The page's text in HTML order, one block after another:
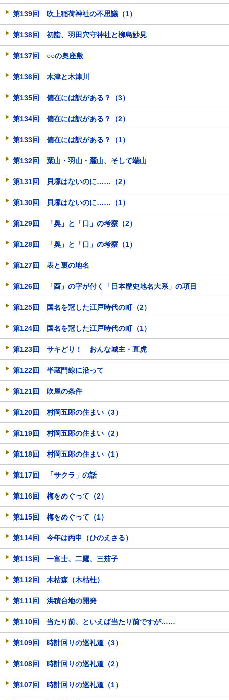
第139回 吹上稲荷神社の不思議（1）
第138回 初詣、羽田穴守神社と柳島妙見
第137回 ○○の奥座敷
第136回 木津と木津川
第135回 偏在には訳がある？（3）
第134回 偏在には訳がある？（2）
第133回 偏在には訳がある？（1）
第132回 葉山・羽山・麓山、そして端山
第131回 貝塚はないのに……（2）
第130回 貝塚はないのに……（1）
第129回 「奥」と「口」の考察（2）
第128回 「奥」と「口」の考察（1）
第127回 表と裏の地名
第126回 「酉」の字が付く「日本歴史地名大系」の項目
第125回 国名を冠した江戸時代の町（2）
第124回 国名を冠した江戸時代の町（1）
第123回 サキどり！ おんな城主・直虎
第122回 半蔵門線に沿って
第121回 吹屋の条件
第120回 村岡五郎の住まい（3）
第119回 村岡五郎の住まい（2）
第118回 村岡五郎の住まい（1）
第117回 「サクラ」の話
第116回 梅をめぐって（2）
第115回 梅をめぐって（1）
第114回 今年は丙申（ひのえさる）
第113回 一富士、二鷹、三茄子
第112回 木枯森（木枯杜）
第111回 洪積台地の開発
第110回 当たり前、といえば当たり前ですが……
第109回 時計回りの巡礼道（3）
第108回 時計回りの巡礼道（2）
第107回 時計回りの巡礼道（1）